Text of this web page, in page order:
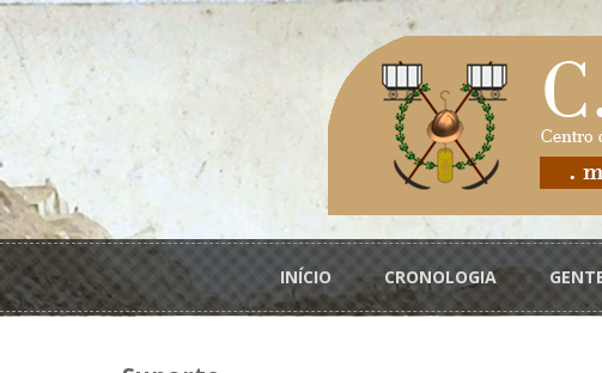
Passar para o conteúdo principal
Menu principal INÍCIO CRONOLOGIA